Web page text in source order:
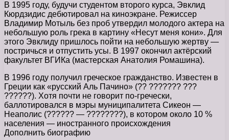
В 1995 году, будучи студентом второго курса, Эвклид
Кюрдзидис дебютировал на киноэкране. Режиссер
Владимир Мотыль без проб утвердил молодого актера на
небольшую роль грека в картину «Несут меня кони». Для
этого Эвклиду пришлось пойти на небольшую жертву —
постричься и отпустить усы. В 1997 окончил актёрский
факультет ВГИКа (мастерская Анатолия Ромашина).
В 1996 году получил греческое гражданство. Известен в
Греции как «русский Аль Пачино» (?? ??????? ???
??????). Хотя почти не говорит по-гречески,
баллотировался в мэры муниципалитета Сикеон —
Неаполис (?????? — ????????), в котором около 10 %
населения — иностранного происхождения
Дополнить биографию